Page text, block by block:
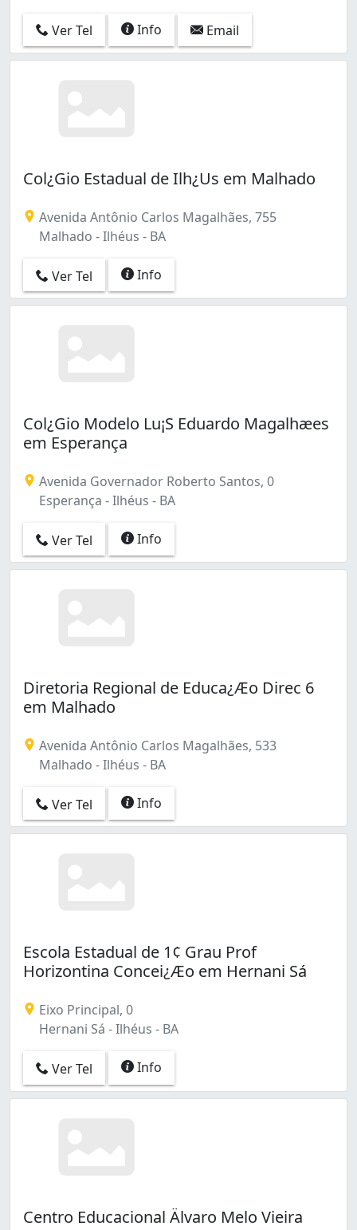
Ver Tel Info Email
Col¿Gio Estadual de Ilh¿Us em Malhado
Avenida Antônio Carlos Magalhães, 755
Malhado - Ilhéus - BA
Ver Tel Info
Col¿Gio Modelo Lu¡S Eduardo Magalhæes
em Esperança
Avenida Governador Roberto Santos, 0
Esperança - Ilhéus - BA
Ver Tel Info
Diretoria Regional de Educa¿Æo Direc 6
em Malhado
Avenida Antônio Carlos Magalhães, 533
Malhado - Ilhéus - BA
Ver Tel Info
Escola Estadual de 1¢ Grau Prof
Horizontina Concei¿Æo em Hernani Sá
Eixo Principal, 0
Hernani Sá - Ilhéus - BA
Ver Tel Info
Centro Educacional Älvaro Melo Vieira